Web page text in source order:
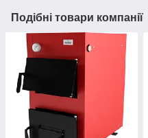
Подібні товари компанії